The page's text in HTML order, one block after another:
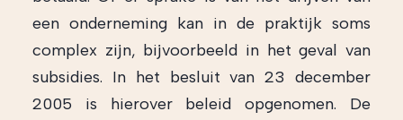
een onderneming kan in de praktijk soms
complex zijn, bijvoorbeeld in het geval van
subsidies. In het besluit van 23 december
2005 is hierover beleid opgenomen. De